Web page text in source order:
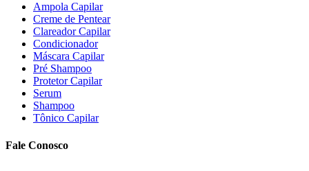
Ampola Capilar
Creme de Pentear
Clareador Capilar
Condicionador
Máscara Capilar
Pré Shampoo
Protetor Capilar
Serum
Shampoo
Tônico Capilar
Fale Conosco